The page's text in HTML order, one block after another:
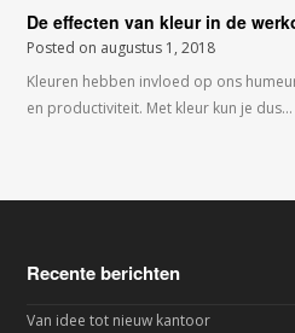
De effecten van kleur in de
Posted on augustus 1, 2018
Kleuren hebben invloed op ons
en productiviteit. Met kleur kun je dus…
Recente berichten
Van idee tot nieuw kantoor